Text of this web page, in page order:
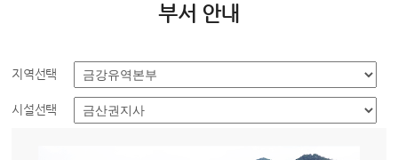
부서 안내
지역선택
시설선택